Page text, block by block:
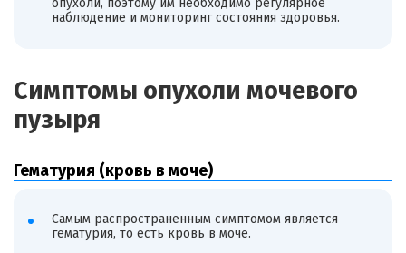
опухоли, поэтому им необходимо регулярное
наблюдение и мониторинг состояния здоровья.
Симптомы опухоли мочевого
пузыря
Гематурия (кровь в моче)
Самым распространенным симптомом является
гематурия, то есть кровь в моче.